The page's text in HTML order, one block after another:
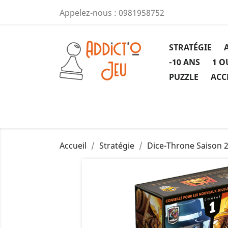
Appelez-nous : 0981958752
STRATÉGIE
-10 ANS
1
PUZZLE
Accueil Stratégie Dice-Throne Saison